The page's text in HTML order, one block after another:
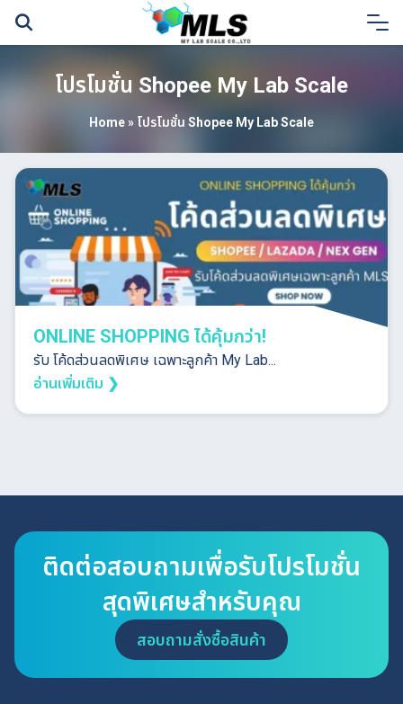
Skip
โปรโมชั่น Shopee My Lab Scale
Home» โปรโมชั่น Shopee My Lab Scale
ONLINE SHOPPING ได้คุ้มกว่า!
รับ โค้ดส่วนลดพิเศษ เฉพาะลูกค้า My Lab...
อ่านเพิ่มเติม ❯
ติดต่อสอบถามเพื่อรับโปรโมชั่น
สุดพิเศษสำหรับคุณ
สอบถามสั่งซื้อสินค้า